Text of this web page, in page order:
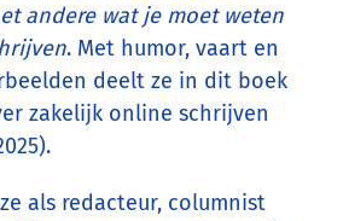
andere wat je moet weten
. Met humor, vaart en
deelt ze in dit boek
zakelijk online schrijven
als redacteur, columnist